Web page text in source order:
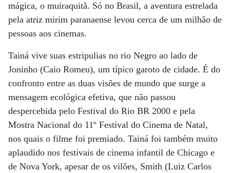
mágica, o muiraquitã. Só no Brasil, a aventura estrelada
pela atriz mirim paranaense levou cerca de um milhão de
pessoas aos cinemas.
Tainá vive suas estripulias no rio Negro ao lado de
Joninho (Caio Romeu), um típico garoto de cidade. É do
confronto entre as duas visões de mundo que surge a
mensagem ecológica efetiva, que não passou
despercebida pelo Festival do Rio BR 2000 e pela
Mostra Nacional do 11º Festival do Cinema de Natal,
nos quais o filme foi premiado. Tainá foi também muito
aplaudido nos festivais de cinema infantil de Chicago e
de Nova York, apesar de os vilões, Smith (Luiz Carlos